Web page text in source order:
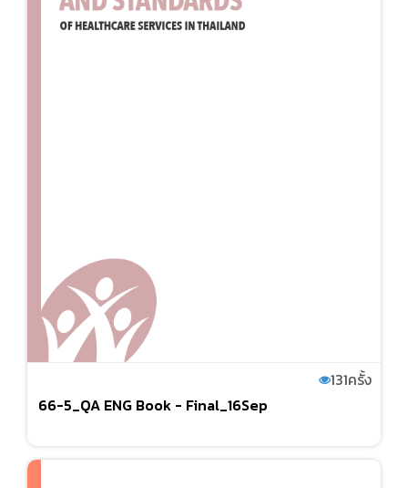
131ครั้ง
66-5_QA ENG Book - Final_16Sep